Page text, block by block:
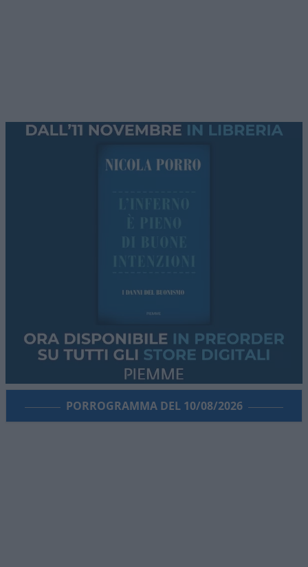
PORROGRAMMA DEL 10/08/2026